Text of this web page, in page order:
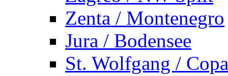
Zenta / Montenegro
Jura / Bodensee
St. Wolfgang /